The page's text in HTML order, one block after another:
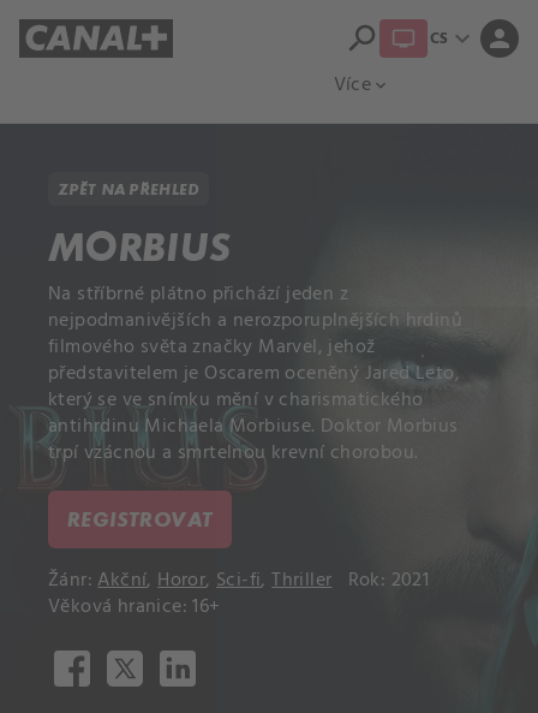
Více expand_more
search CS expand_more person
ZPĚT NA PŘEHLED
MORBIUS
Na stříbrné plátno přichází jeden z
nejpodmanivějších a nerozporuplnějších hrdinů
filmového světa značky Marvel, jehož
představitelem je Oscarem oceněný Jared Leto,
který se ve snímku mění v charismatického
antihrdinu Michaela Morbiuse. Doktor Morbius
trpí vzácnou a smrtelnou krevní chorobou.
REGISTROVAT
Žánr:Akční,Horor,Sci-fi,Thriller Rok: 2021
Věková hranice: 16+